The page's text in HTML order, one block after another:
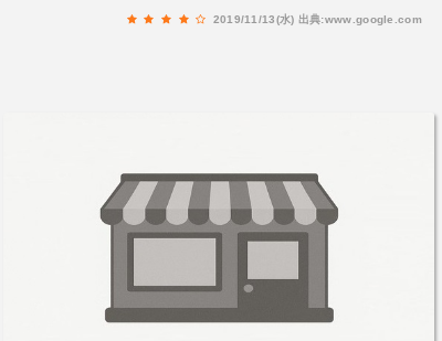
2019/11/13(水) 出典:www.google.com